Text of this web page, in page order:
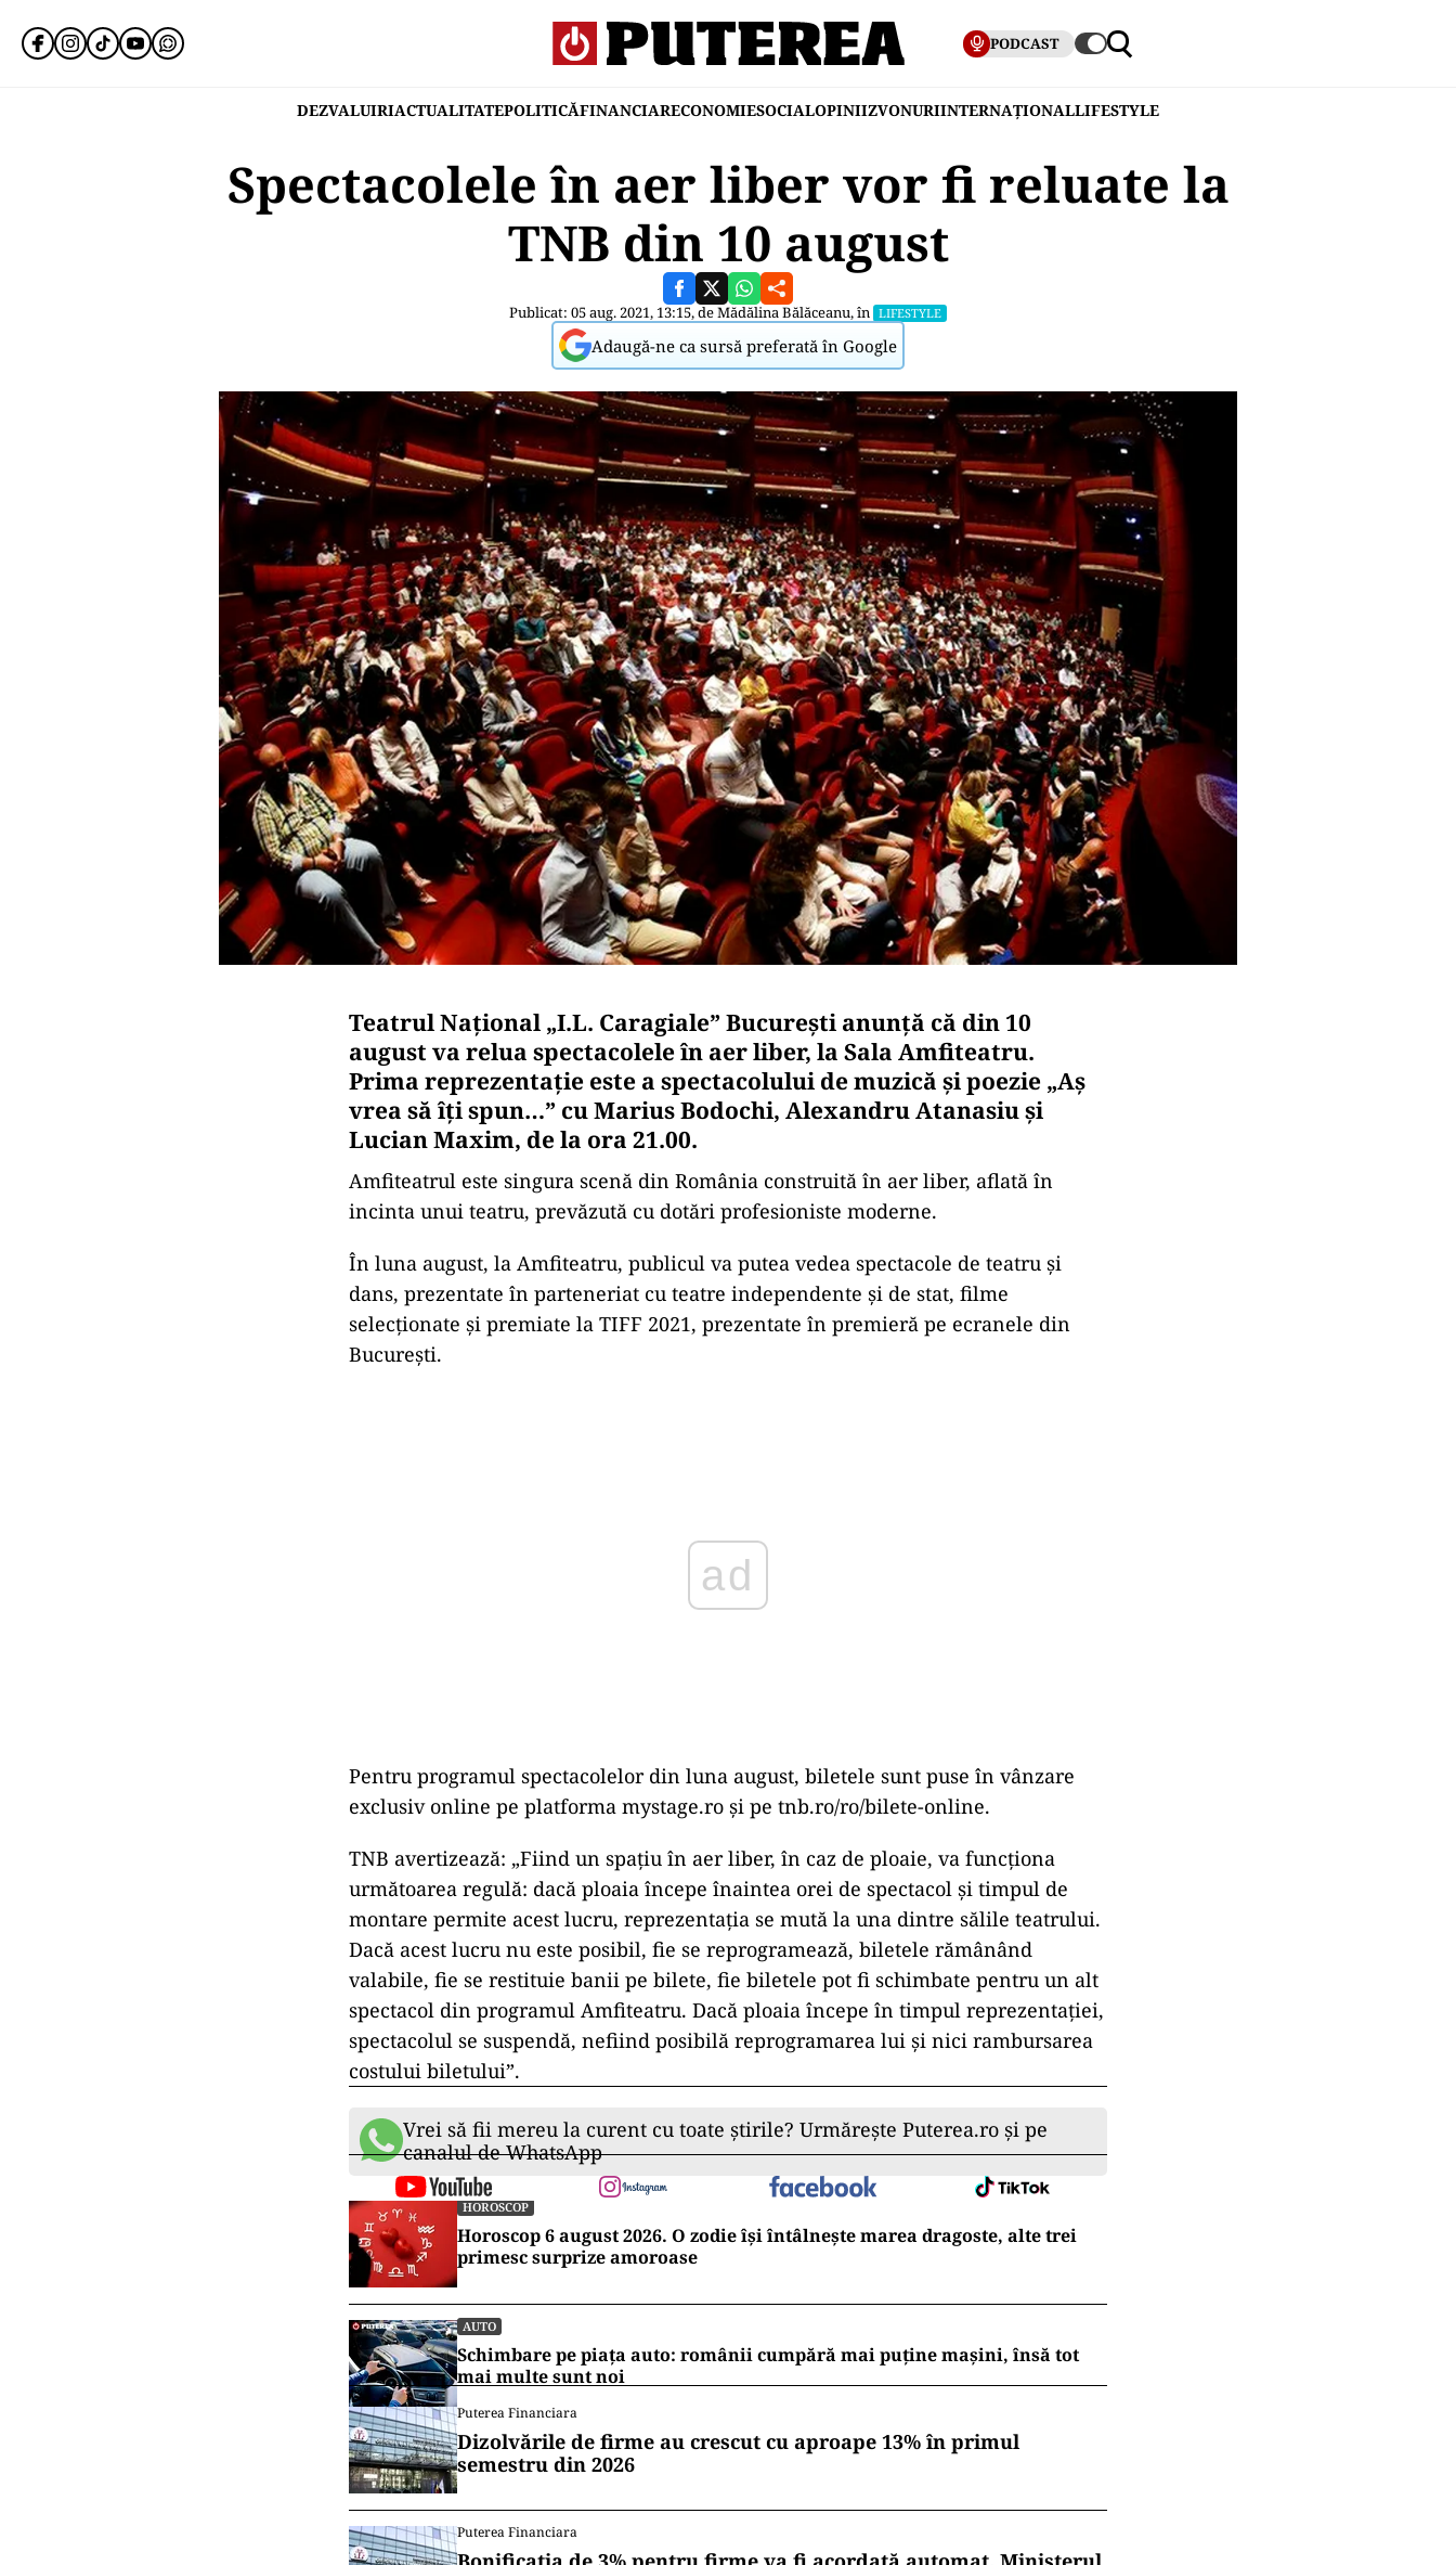
PODCAST
DEZVALUIRIACTUALITATEPOLITICĂFINANCIARECONOMIESOCIALOPINIIZVONURIINTERNAȚIONALLIFESTYLE
Spectacolele în aer liber vor fi reluate la
TNB din 10 august
Publicat: 05 aug. 2021, 13:15, deMădălina Bălăceanu, în LIFESTYLE
Adaugă-ne ca sursă preferată în Google
Teatrul Naţional „I.L. Caragiale” Bucureşti anunţă că din 10
august va relua spectacolele în aer liber, la Sala Amfiteatru.
Prima reprezentaţie este a spectacolului de muzică şi poezie „Aş
vrea să îţi spun…” cu Marius Bodochi, Alexandru Atanasiu şi
Lucian Maxim, de la ora 21.00.
Amfiteatrul este singura scenă din România construită în aer liber, aflată în
incinta unui teatru, prevăzută cu dotări profesioniste moderne.
În luna august, la Amfiteatru, publicul va putea vedea spectacole de teatru şi
dans, prezentate în parteneriat cu teatre independente şi de stat, filme
selecţionate şi premiate la TIFF 2021, prezentate în premieră pe ecranele din
Bucureşti.
Pentru programul spectacolelor din luna august, biletele sunt puse în vânzare
exclusiv online pe platforma mystage.ro şi pe tnb.ro/ro/bilete-online.
TNB avertizează: „Fiind un spaţiu în aer liber, în caz de ploaie, va funcţiona
următoarea regulă: dacă ploaia începe înaintea orei de spectacol şi timpul de
montare permite acest lucru, reprezentaţia se mută la una dintre sălile teatrului.
Dacă acest lucru nu este posibil, fie se reprogramează, biletele rămânând
valabile, fie se restituie banii pe bilete, fie biletele pot fi schimbate pentru un alt
spectacol din programul Amfiteatru. Dacă ploaia începe în timpul reprezentaţiei,
spectacolul se suspendă, nefiind posibilă reprogramarea lui şi nici rambursarea
costului biletului”.
Vrei să fii mereu la curent cu toate știrile? Urmărește Puterea.ro și pe
canalul de WhatsApp
HOROSCOP
Horoscop 6 august 2026. O zodie își întâlnește marea dragoste, alte trei
primesc surprize amoroase
AUTO
Schimbare pe piața auto: românii cumpără mai puține mașini, însă tot
mai multe sunt noi
Puterea Financiara
Dizolvările de firme au crescut cu aproape 13% în primul
semestru din 2026
Puterea Financiara